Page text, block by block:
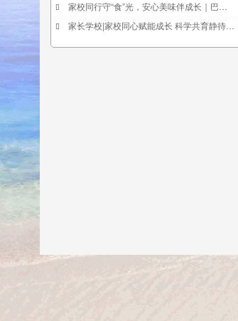
家校同行守“食”光，安心美味伴成长｜巴…
家长学校|家校同心赋能成长 科学共育静待…